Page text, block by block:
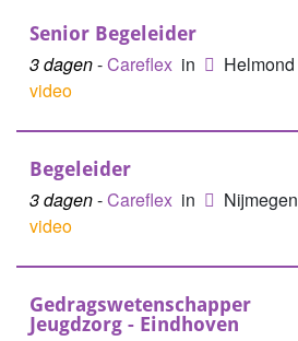
Senior Begeleider
3 dagen-Careflex in
Helmond
video
Begeleider
3 dagen-Careflex in
Nijmegen
video
Gedragswetenschapper
Jeugdzorg - Eindhoven